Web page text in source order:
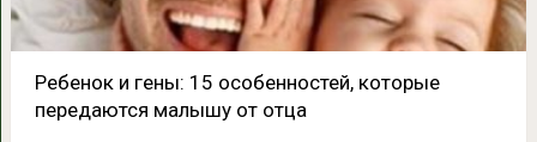
Ребенок и гены: 15 особенностей, которые
передаются малышу от отца